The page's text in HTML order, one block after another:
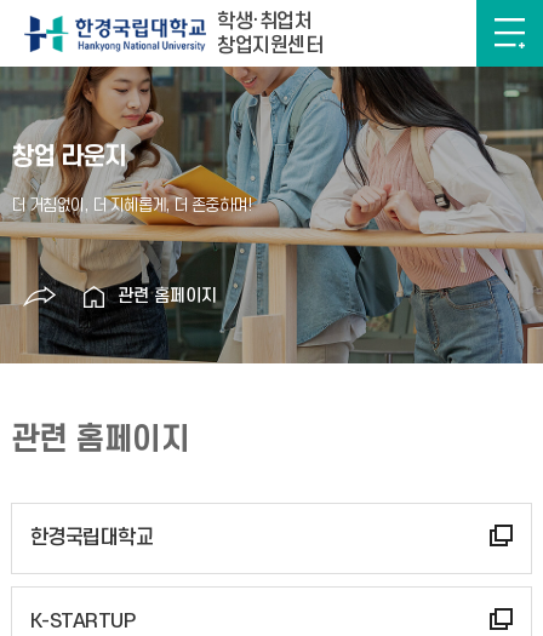
학생·취업처
창업지원센터
창업 라운지
관련 홈페이지
관련 홈페이지
한경국립대학교
K-STARTUP